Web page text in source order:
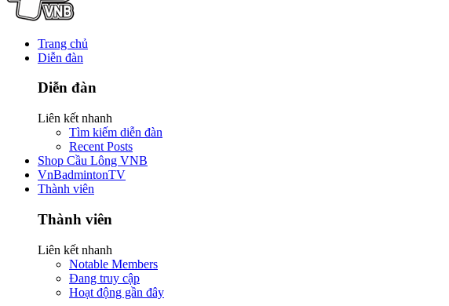
Trang chủ
Diễn đàn
Diễn đàn
Liên kết nhanh
Tìm kiếm diễn đàn
Recent Posts
Shop Cầu Lông VNB
VnBadmintonTV
Thành viên
Thành viên
Liên kết nhanh
Notable Members
Đang truy cập
Hoạt động gần đây